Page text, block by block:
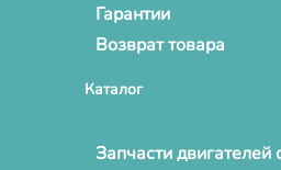
Гарантии
Возврат товара
Каталог
Запчасти двигателей